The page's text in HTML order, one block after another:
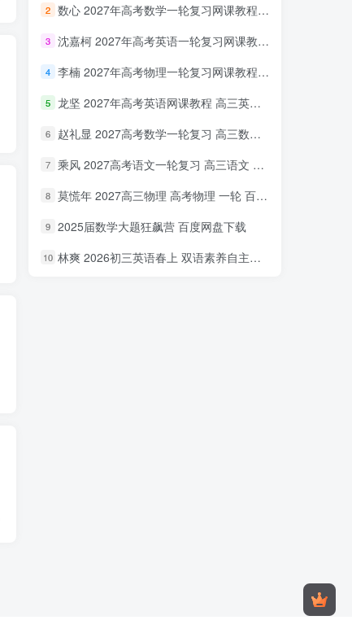
2 数心 2027年高考数学一轮复习网课教程 高三数学 上学期暑假班视频教程 百度网盘下载
3 沈嘉柯 2027年高考英语一轮复习网课教程 高三英语 上学期暑假班视频教程 百度网盘下载
4 李楠 2027年高考物理一轮复习网课教程 高三物理 上学期暑假班视频教程 百度网盘下载
5 龙坚 2027年高考英语网课教程 高三英语 一轮复习视频教程 百度网盘下载
6 赵礼显 2027高考数学一轮复习 高三数学 网课视频教程暑假班 百度网盘下载
7 乘风 2027高考语文一轮复习 高三语文 网课视频教程暑秋班 百度网盘下载
8 莫慌年 2027高三物理 高考物理 一轮 百度网盘下载
9 2025届数学大题狂飙营 百度网盘下载
10 林爽 2026初三英语春上 双语素养自主学习·TY·A+（一期）百度网盘下载